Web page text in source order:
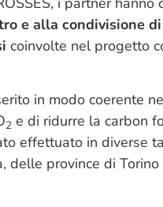
e alla condivisione
coinvolte nel progetto
in modo coerente
2 e di ridurre la carbon
effettuato in diverse
province di